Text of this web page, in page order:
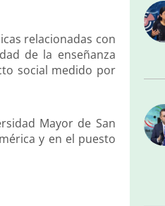
relacionadas con
de la enseñanza
social medido por
Mayor de San
y en el puesto